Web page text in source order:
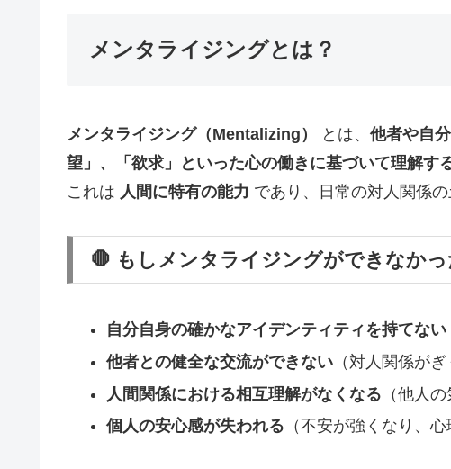
メンタライジングとは？
メンタライジング（Mentalizing） とは、 他者や自
望」、「欲求」といった心の働きに基づいて理解す
これは 人間に特有の能力 であり、日常の対人関係の
🛑 もしメンタライジングができなか
自分自身の確かなアイデンティティを持てない
他者との健全な交流ができない（対人関係がぎ
人間関係における相互理解がなくなる （他人
個人の安心感が失われる （不安が強くなり、